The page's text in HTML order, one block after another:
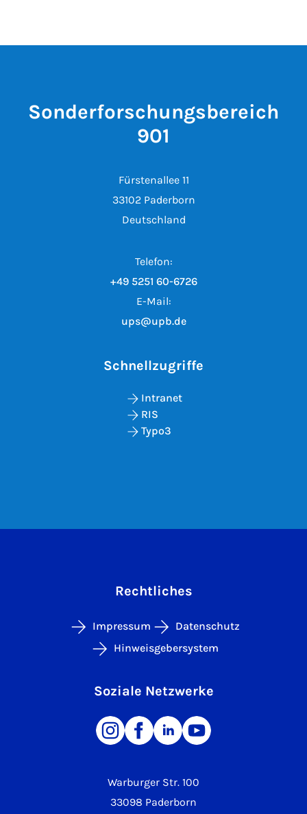
Sonderforschungsbereich
901
Fürstenallee 11
33102 Paderborn
Deutschland
Telefon:
+49 5251 60-6726
E-Mail:
ups@upb.de
Schnellzugriffe
Intranet
RIS
Typo3
Warburger Str. 100
33098 Paderborn
Rechtliches
Impressum
Datenschutz
Hinweisgebersystem
Soziale Netzwerke